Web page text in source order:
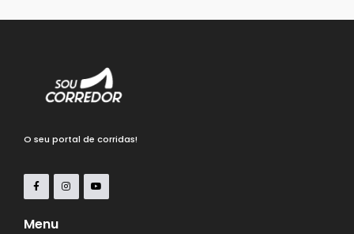
O seu portal de corridas!
Menu